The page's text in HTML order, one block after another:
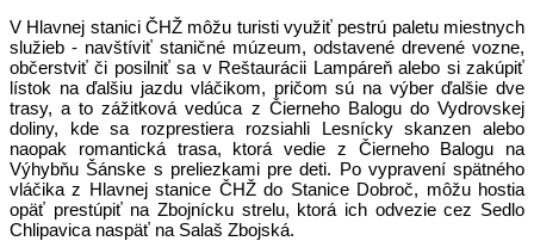
V Hlavnej stanici ČHŽ môžu turisti využiť pestrú paletu miestnych
služieb - navštíviť staničné múzeum, odstavené drevené vozne,
občerstviť či posilniť sa v Reštaurácii Lampáreň alebo si zakúpiť
lístok na ďalšiu jazdu vláčikom, pričom sú na výber ďalšie dve
trasy, a to zážitková vedúca z Čierneho Balogu do Vydrovskej
doliny, kde sa rozprestiera rozsiahli Lesnícky skanzen alebo
naopak romantická trasa, ktorá vedie z Čierneho Balogu na
Výhybňu Šánske s preliezkami pre deti. Po vypravení spätného
vláčika z Hlavnej stanice ČHŽ do Stanice Dobroč, môžu hostia
opäť prestúpiť na Zbojnícku strelu, ktorá ich odvezie cez Sedlo
Chlipavica naspäť na Salaš Zbojská.